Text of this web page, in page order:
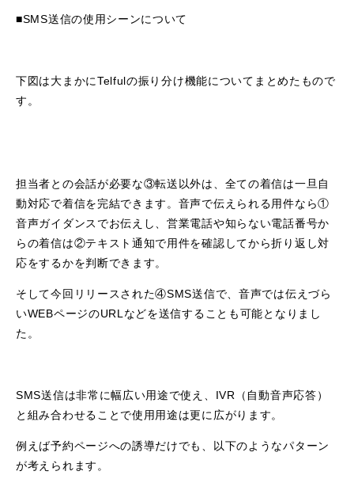
■SMS送信の使用シーンについて
下図は大まかにTelfulの振り分け機能についてまとめたもので
す。
担当者との会話が必要な③転送以外は、全ての着信は一旦自
動対応で着信を完結できます。音声で伝えられる用件なら①
音声ガイダンスでお伝えし、営業電話や知らない電話番号か
らの着信は②テキスト通知で用件を確認してから折り返し対
応をするかを判断できます。
そして今回リリースされた④SMS送信で、音声では伝えづら
いWEBページのURLなどを送信することも可能となりまし
た。
SMS送信は非常に幅広い用途で使え、IVR（自動音声応答）
と組み合わせることで使用用途は更に広がります。
例えば予約ページへの誘導だけでも、以下のようなパターン
が考えられます。